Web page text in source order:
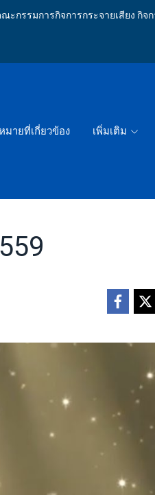
กรรมการกิจการกระจายเสียง กิ
มายที่เกี่ยวข้อง เพิ่มเติม